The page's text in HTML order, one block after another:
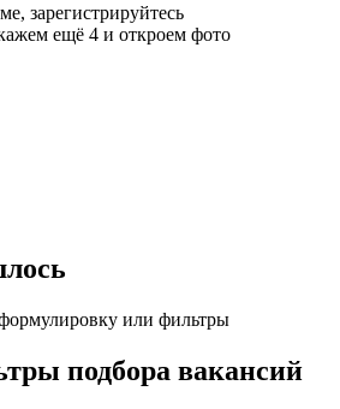
зарегистрируйтесь
ещё 4 и откроем фото
или фильтры
подбора вакансий